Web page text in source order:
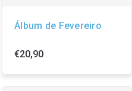
Álbum de Fevereiro
€20,90